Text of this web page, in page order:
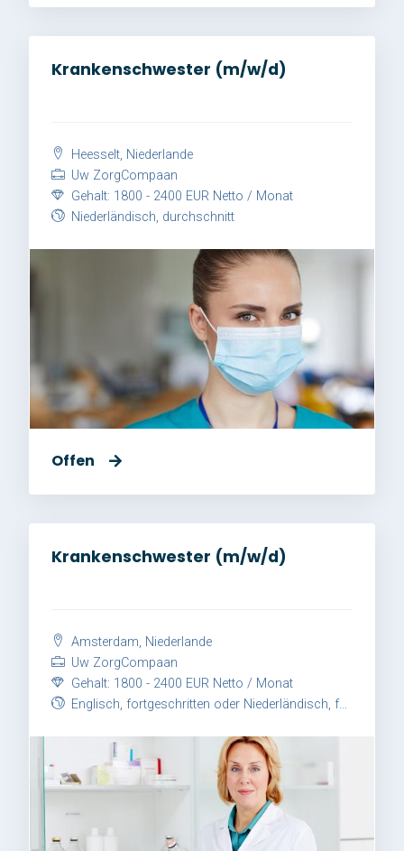
Krankenschwester (m/w/d)
Heesselt, Niederlande
Uw ZorgCompaan
Gehalt: 1800 - 2400 EUR Netto / Monat
Niederländisch, durchschnitt
Offen
Krankenschwester (m/w/d)
Amsterdam, Niederlande
Uw ZorgCompaan
Gehalt: 1800 - 2400 EUR Netto / Monat
Englisch, fortgeschritten oder Niederländisch, fortgeschritten